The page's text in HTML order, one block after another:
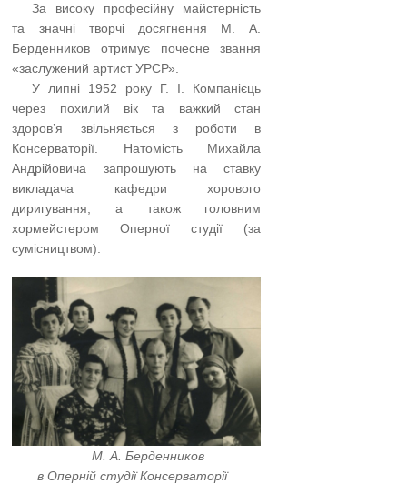
…..За високу професійну майстерність
та значні творчі досягнення М. А.
Берденников отримує почесне звання
«заслужений артист УРСР».
…..У липні 1952 року Г. І. Компанієць
через похилий вік та важкий стан
здоров’я звільняється з роботи в
Консерваторії. Натомість Михайла
Андрійовича запрошують на ставку
викладача кафедри хорового
диригування, а також головним
хормейстером Оперної студії (за
сумісництвом).
М. А. Берденников
в Оперній студії Консерваторії